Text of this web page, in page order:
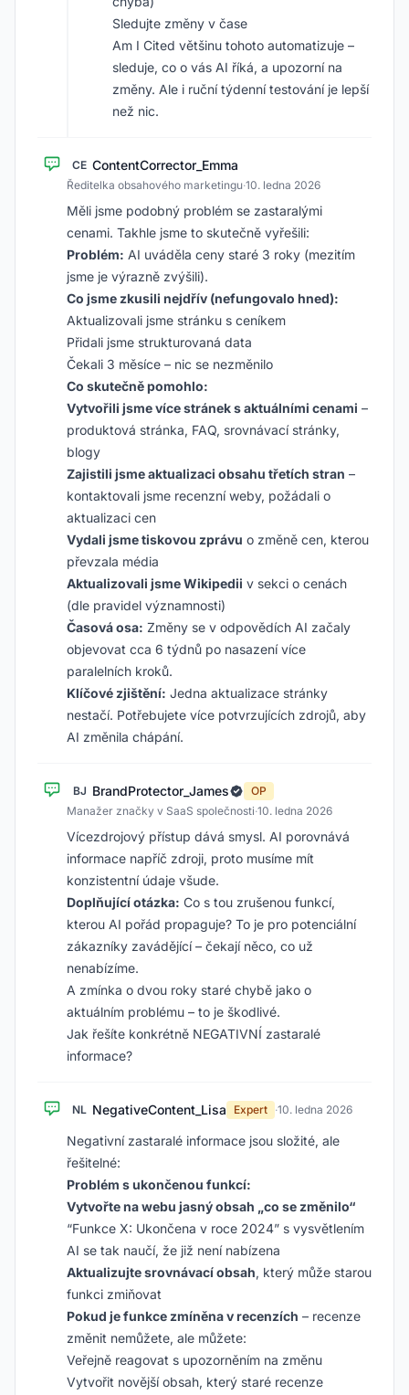
Sledujte změny v čase
Am I Cited většinu tohoto automatizuje –
sleduje, co o vás AI říká, a upozorní na
změny. Ale i ruční týdenní testování je lepší
než nic.
CE ContentCorrector_Emma
Ředitelka obsahového marketingu·10. ledna 2026
Měli jsme podobný problém se zastaralými
cenami. Takhle jsme to skutečně vyřešili:
Problém: AI uváděla ceny staré 3 roky (mezitím
jsme je výrazně zvýšili).
Co jsme zkusili nejdřív (nefungovalo hned):
Aktualizovali jsme stránku s ceníkem
Přidali jsme strukturovaná data
Čekali 3 měsíce – nic se nezměnilo
Co skutečně pomohlo:
Vytvořili jsme více stránek s aktuálními cenami –
produktová stránka, FAQ, srovnávací stránky,
blogy
Zajistili jsme aktualizaci obsahu třetích stran –
kontaktovali jsme recenzní weby, požádali o
aktualizaci cen
Vydali jsme tiskovou zprávu o změně cen, kterou
převzala média
Aktualizovali jsme Wikipedii v sekci o cenách
(dle pravidel významnosti)
Časová osa: Změny se v odpovědích AI začaly
objevovat cca 6 týdnů po nasazení více
paralelních kroků.
Klíčové zjištění: Jedna aktualizace stránky
nestačí. Potřebujete více potvrzujících zdrojů, aby
AI změnila chápání.
BJ BrandProtector_James
OP
Manažer značky v SaaS společnosti·10. ledna 2026
Vícezdrojový přístup dává smysl. AI porovnává
informace napříč zdroji, proto musíme mít
konzistentní údaje všude.
Doplňující otázka: Co s tou zrušenou funkcí,
kterou AI pořád propaguje? To je pro potenciální
zákazníky zavádějící – čekají něco, co už
nenabízíme.
A zmínka o dvou roky staré chybě jako o
aktuálním problému – to je škodlivé.
Jak řešíte konkrétně NEGATIVNÍ zastaralé
informace?
NL NegativeContent_Lisa Expert ·10. ledna 2026
Negativní zastaralé informace jsou složité, ale
řešitelné:
Problém s ukončenou funkcí:
Vytvořte na webu jasný obsah „co se změnilo“
“Funkce X: Ukončena v roce 2024” s vysvětlením
AI se tak naučí, že již není nabízena
Aktualizujte srovnávací obsah, který může starou
funkci zmiňovat
Pokud je funkce zmíněna v recenzích – recenze
změnit nemůžete, ale můžete:
Veřejně reagovat s upozorněním na změnu
Vytvořit novější obsah, který staré recenze